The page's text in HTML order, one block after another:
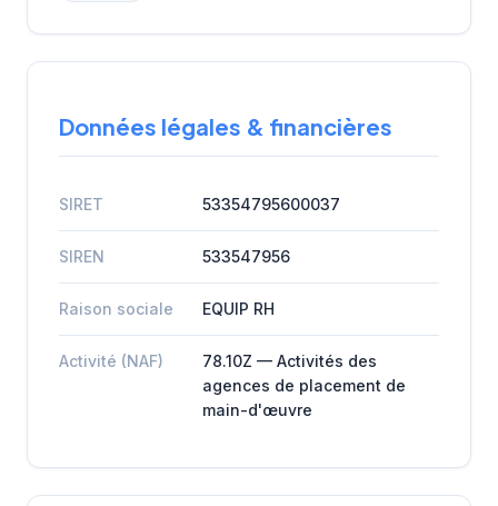
Données légales & financières
SIRET 53354795600037
SIREN 533547956
Raison sociale EQUIP RH
Activité (NAF)
78.10Z — Activités des
agences de placement de
main-d'œuvre